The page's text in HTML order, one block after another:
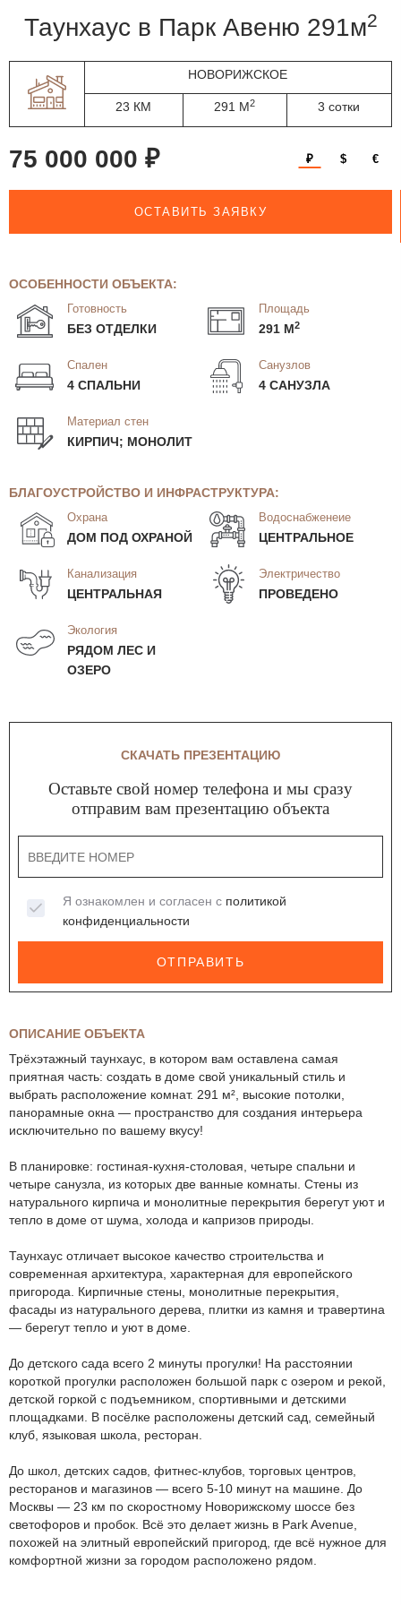
таунхаус в Парк Авеню 291м2
НОВОРИЖСКОЕ
23 КМ 291 М2 3 сотки
75 000 000 ₽ ₽ $ €
ОСТАВИТЬ ЗАЯВКУ
ОСОБЕННОСТИ ОБЪЕКТА:
Готовность
БЕЗ ОТДЕЛКИ
Площадь
291 М2
Спален
4 СПАЛЬНИ
Санузлов
4 САНУЗЛА
Материал стен
КИРПИЧ; МОНОЛИТ
БЛАГОУСТРОЙСТВО И ИНФРАСТРУКТУРА:
Охрана
ДОМ ПОД ОХРАНОЙ
Водоснабженеие
ЦЕНТРАЛЬНОЕ
Канализация
ЦЕНТРАЛЬНАЯ
Электричество
ПРОВЕДЕНО
Экология
РЯДОМ ЛЕС И
ОЗЕРО
ОПИСАНИЕ ОБЪЕКТА
Трёхэтажный таунхаус, в котором вам оставлена самая
приятная часть: создать в доме свой уникальный стиль и
выбрать расположение комнат. 291 м², высокие потолки,
панорамные окна — пространство для создания интерьера
исключительно по вашему вкусу!
В планировке: гостиная-кухня-столовая, четыре спальни и
четыре санузла, из которых две ванные комнаты. Стены из
натурального кирпича и монолитные перекрытия берегут уют и
тепло в доме от шума, холода и капризов природы.
Таунхаус отличает высокое качество строительства и
современная архитектура, характерная для европейского
пригорода. Кирпичные стены, монолитные перекрытия,
фасады из натурального дерева, плитки из камня и травертина
— берегут тепло и уют в доме.
До детского сада всего 2 минуты прогулки! На расстоянии
короткой прогулки расположен большой парк с озером и рекой,
детской горкой с подъемником, спортивными и детскими
площадками. В посёлке расположены детский сад, семейный
клуб, языковая школа, ресторан.
До школ, детских садов, фитнес-клубов, торговых центров,
ресторанов и магазинов — всего 5-10 минут на машине. До
Москвы — 23 км по скоростному Новорижскому шоссе без
светофоров и пробок. Всё это делает жизнь в Park Avenue,
похожей на элитный европейский пригород, где всё нужное для
комфортной жизни за городом расположено рядом.
СКАЧАТЬ ПРЕЗЕНТАЦИЮ
Оставьте свой номер телефона и мы сразу
отправим вам презентацию объекта
Я ознакомлен и согласен с политикой
конфиденциальности
ОТПРАВИТЬ